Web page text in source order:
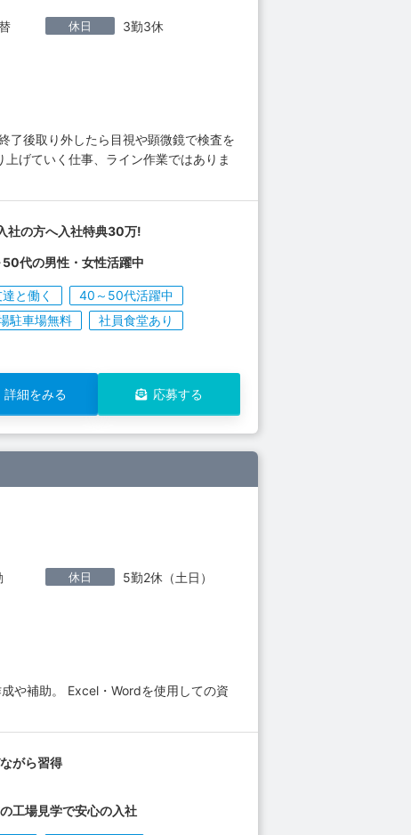
休日 3勤3休
了後取り外したら目視や顕微鏡で検査を
げていく仕事、ライン作業ではありま
社の方へ入社特典30万!
代の男性・女性活躍中
と働く
40～50代活躍中
駐車場無料
社員食堂あり
詳細をみる 応募する
休日 5勤2休（土日）
や補助。 Excel・Wordを使用しての資
がら習得
工場見学で安心の入社